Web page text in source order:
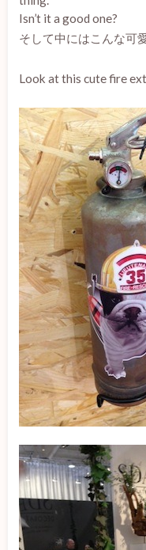
Isn’t it a good one?
そして中にはこんな可
Look at this cutefire